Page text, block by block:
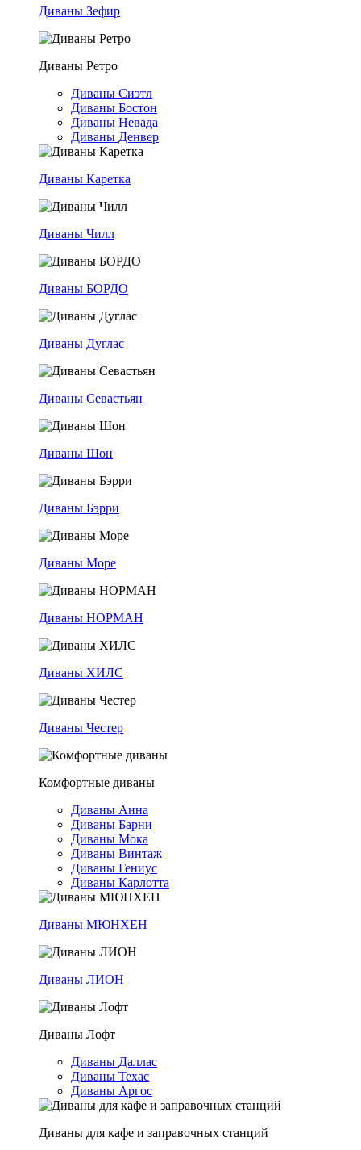
Диваны Зефир
Диваны Ретро
Диваны Сиэтл
Диваны Бостон
Диваны Невада
Диваны Денвер
Диваны Каретка
Диваны Чилл
Диваны БОРДО
Диваны Дуглас
Диваны Севастьян
Диваны Шон
Диваны Бэрри
Диваны Море
Диваны НОРМАН
Диваны ХИЛС
Диваны Честер
Комфортные диваны
Диваны Анна
Диваны Барни
Диваны Мока
Диваны Винтаж
Диваны Гениус
Диваны Карлотта
Диваны МЮНХЕН
Диваны ЛИОН
Диваны Лофт
Диваны Даллас
Диваны Техас
Диваны Аргос
Диваны для кафе и заправочных станций